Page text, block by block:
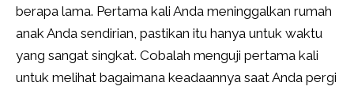
berapa lama. Pertama kali Anda meninggalkan rumah
anak Anda sendirian, pastikan itu hanya untuk waktu
yang sangat singkat. Cobalah menguji pertama kali
untuk melihat bagaimana keadaannya saat Anda pergi